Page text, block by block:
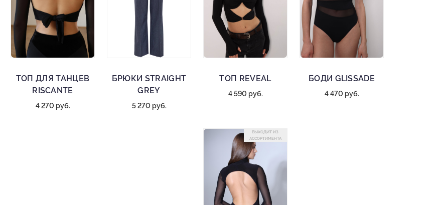
ТОП ДЛЯ ТАНЦЕВ
RISCANTE
4 270 руб.
БРЮКИ STRAIGHT
GREY
5 270 руб.
ТОП REVEAL
4 590 руб.
БОДИ GLISSADE
4 470 руб.
ВЫХОДИТ ИЗ
АССОРТИМЕНТА